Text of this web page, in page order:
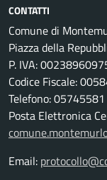
CONTATTI
Comune di
Piazza della
P. IVA:
Codice Fiscale:
Telefono: 05745581
Posta Elettronica
Email: